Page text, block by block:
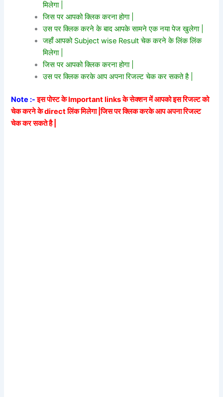
मिलेगा |
जिस पर आपको क्लिक करना होगा |
उस पर क्लिक करने के बाद आपके सामने एक नया पेज खुलेगा |
जहाँ आपको Subject wise Result चेक करने के लिंक लिंक
मिलेगा |
जिस पर आपको क्लिक करना होगा |
उस पर क्लिक करके आप अपना रिजल्ट चेक कर सकते है |
Note :-इस पोस्ट के Important links के सेक्शन में आपको इस रिजल्ट को
चेक करने के direct लिंक मिलेगा |जिस पर क्लिक करके आप अपना रिजल्ट
चेक कर सकते है |